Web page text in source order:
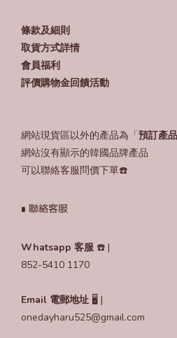
條款及細則
取貨方式詳情
會員福利
評價購物金回饋活動
網站現貨區以外的產品為「 預訂產品
網站沒有顯示的韓國品牌產品
可以聯絡客服問價下單☎️
∎ 聯絡客服
Whatsapp 客服 ☎️ |
852-5410 1170
Email 電郵地址 🖥️ |
onedayharu525@gmail.com